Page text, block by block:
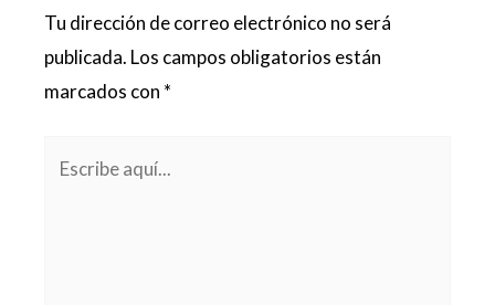
Tu dirección de correo electrónico no será
publicada. Los campos obligatorios están
marcados con *